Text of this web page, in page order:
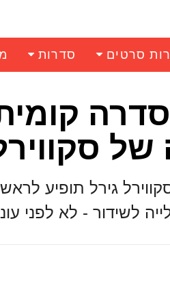
סרטים סדרות
של
גירל תופיע
לשידור - לא לפני עונת